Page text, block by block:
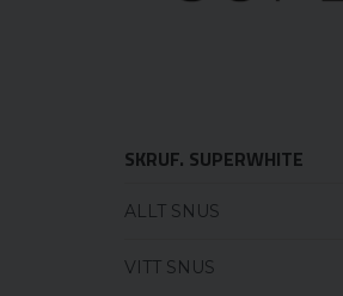
SKRUF. SUPERWHITE
ALLT SNUS
VITT SNUS